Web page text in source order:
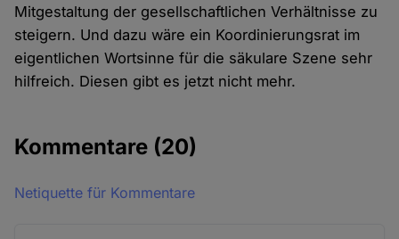
Mitgestaltung der gesellschaftlichen Verhältnisse zu
steigern. Und dazu wäre ein Koordinierungsrat im
eigentlichen Wortsinne für die säkulare Szene sehr
hilfreich. Diesen gibt es jetzt nicht mehr.
Kommentare (20)
Netiquette für Kommentare